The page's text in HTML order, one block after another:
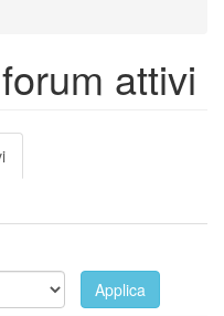
attivi
attiva)
Applica